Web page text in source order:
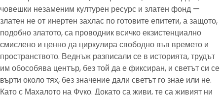
човешки незаменим културен ресурс и златен фонд —
златен не от инертен захлас по готовите епитети, а защото,
подобно златото, са проводник всичко екзистенциално
смислено и ценно да циркулира свободно във времето и
пространството. Веднъж разписали се в историята, трудът
им обособява център, без той да е фиксиран, и светът си се
върти около тях, без значение дали светът го знае или не.
Като с Махалото на Фуко. Докато са живи, те са живият ни